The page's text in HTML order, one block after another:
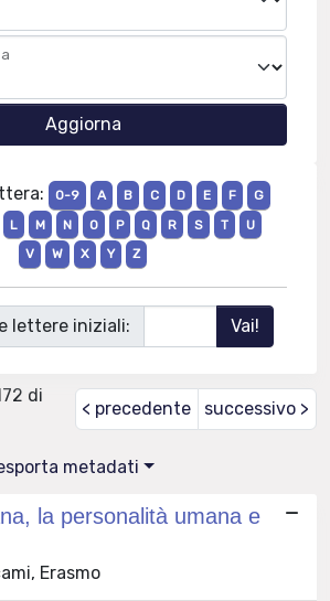
0-9 A B C D E F
G
L M N O P Q R S T
U
V
W X Y Z
lettere iniziali:
di
< precedente successivo >
metadati
la personalità umana e
Erasmo